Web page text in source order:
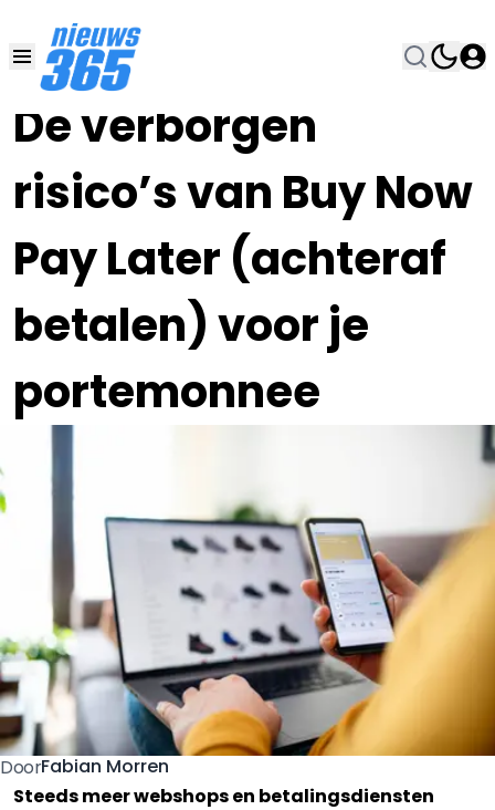
De verborgen
risico’s van Buy Now
Pay Later (achteraf
betalen) voor je
portemonnee
27 SEP 2025, 7:00
DoorFabian Morren
Steeds meer webshops en betalingsdiensten